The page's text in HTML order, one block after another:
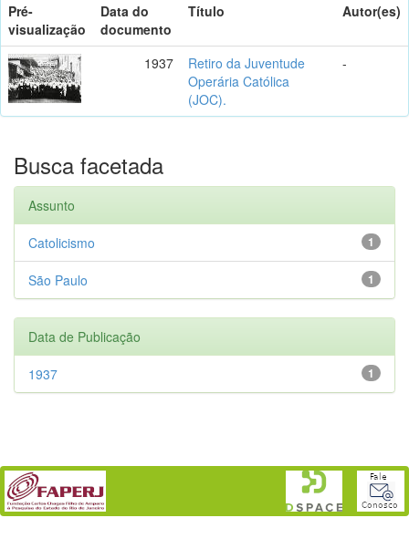
Pré-
visualização
Data do
documento
Título Autor(es)
1937
Retiro da Juventude
Operária Católica
(JOC).
-
Busca facetada
Assunto
1
Catolicismo
1
São Paulo
Data de Publicação
1
1937